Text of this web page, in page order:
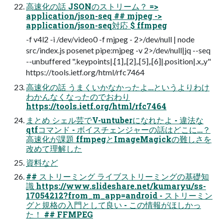
高速化の話 JSONのストリーム？ =>
application/json-seq ## mjpeg ->
application/json-seq対応 $ ffmpeg
-f v4l2 -i /dev/video0 -f mjpeg - 2>/dev/null | node
src/index.js posenet pipe:mjpeg -v 2>/dev/null|jq --seq
--unbuffered ".keypoints|.[1],.[2],.[5],.[6]|.position|.x,.y"
https://tools.ietf.org/html/rfc7464
高速化の話 うまくいかなかったよ…というよりわけ
わかんなくなったのでおわり
https://tools.ietf.org/html/rfc7464
まとめ シェル芸でV-untuberになれたよ - 違法な
qtfコマンド - ボイスチェンジャーの話はどこに…？
高速化が課題 ffmpegとImageMagickの難しさを
改めて理解した
資料など
## ストリーミング ライブストリーミングの基礎知
識 https://www.slideshare.net/kumaryu/ss-
17054212?from_m_app=android - ストリーミン
グと規格の入門として良い - この情報がほしかっ
た！ ## FFMPEG